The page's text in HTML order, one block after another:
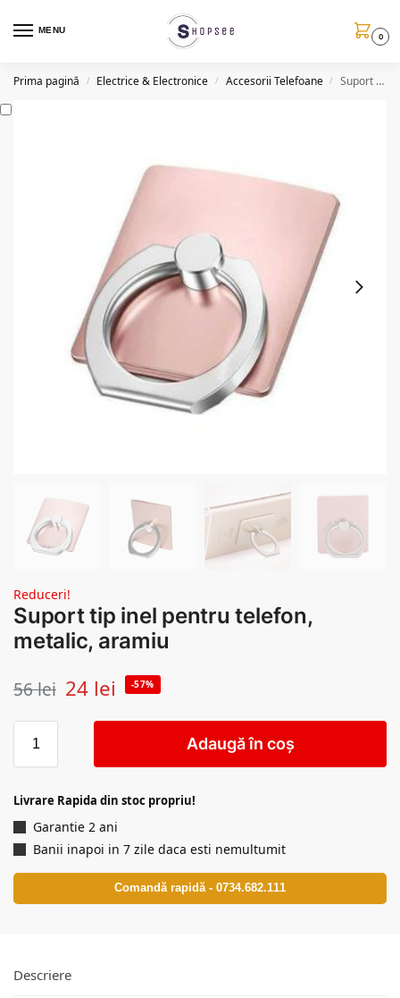
MENU
0
Prima pagină / Electrice & Electronice / Accesorii Telefoane / Suport tip inel pentru telefon, metalic, aramiu
Reduceri!
Suport tip inel pentru telefon,
metalic, aramiu
56lei 24 lei -57%
Adaugă în coș
Livrare Rapida din stoc propriu!
Garantie 2 ani
Banii inapoi in 7 zile daca esti nemultumit
Comandă rapidă - 0734.682.111
Descriere